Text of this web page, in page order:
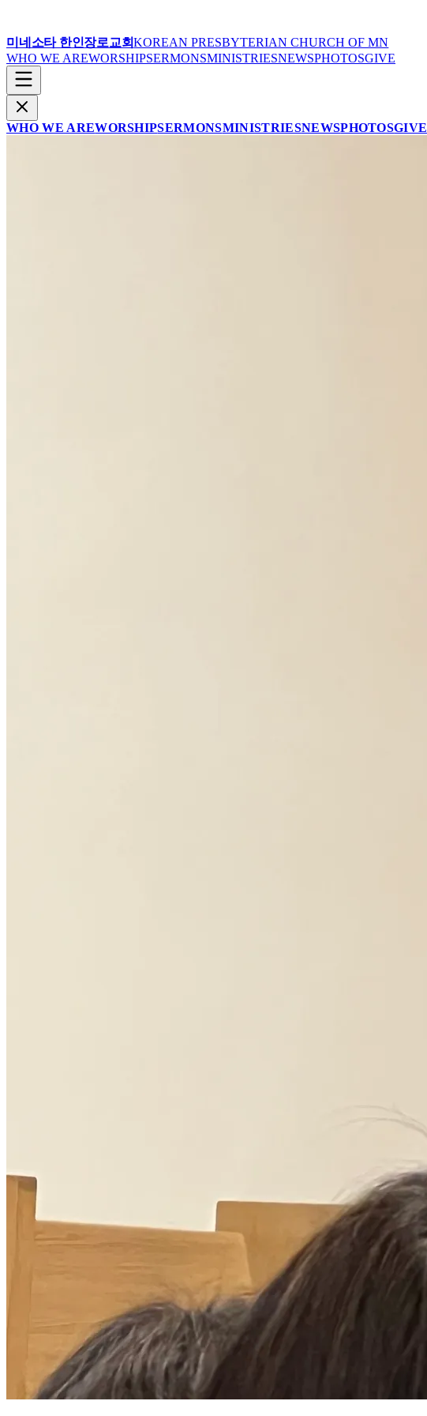
미네소타 한인장로교회KOREAN PRESBYTERIAN CHURCH OF MN
WHO WE AREWORSHIPSERMONSMINISTRIESNEWSPHOTOSGIVE
WHO WE AREWORSHIPSERMONSMINISTRIESNEWSPHOTOSGIVE